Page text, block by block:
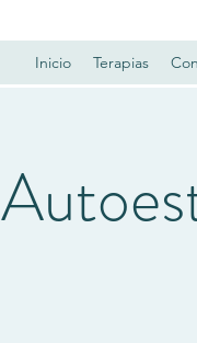
Inicio Terapias